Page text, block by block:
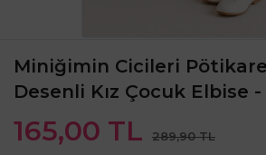
Miniğimin Cicileri
Desenli Kız Çocuk Elbise -
165,00 TL 289,90 TL